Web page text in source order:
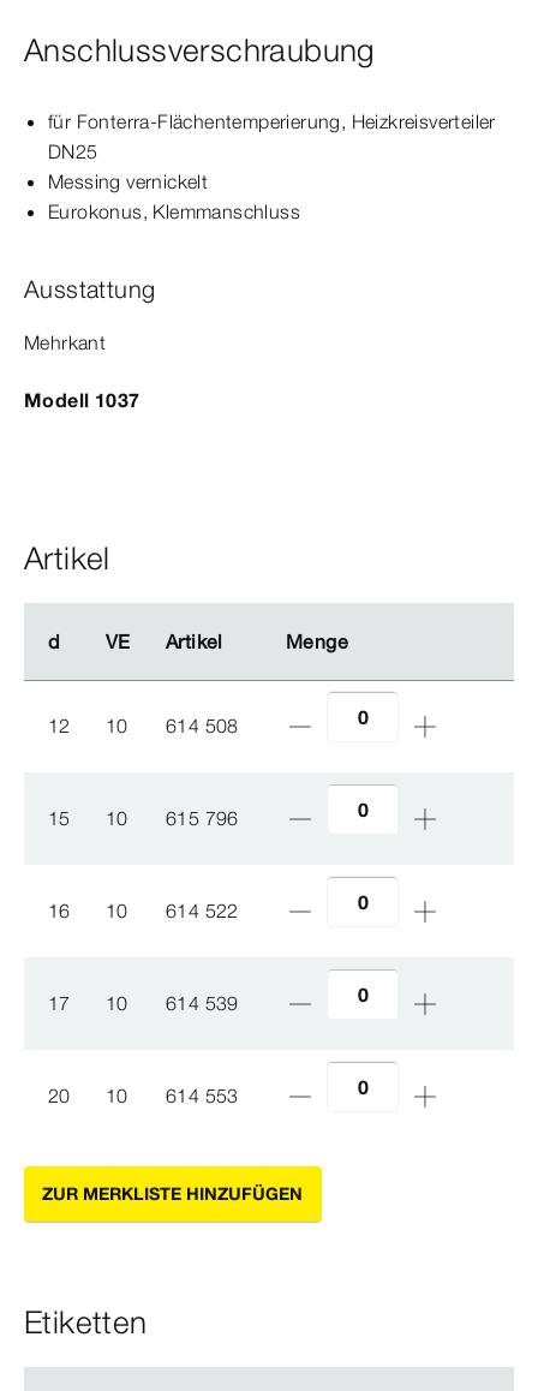
Anschlussverschraubung
für Fonterra-​Flächentemperierung, Heizkreisverteiler
DN25
Messing vernickelt
Eurokonus, Klemmanschluss
Ausstattung
Mehrkant
Modell 1037
Artikel
d VE Artikel Menge
d VE Artikel Menge
12 10 614 508
15 10 615 796
16 10 614 522
17 10 614 539
20 10 614 553
ZUR MERKLISTE HINZUFÜGEN
Etiketten